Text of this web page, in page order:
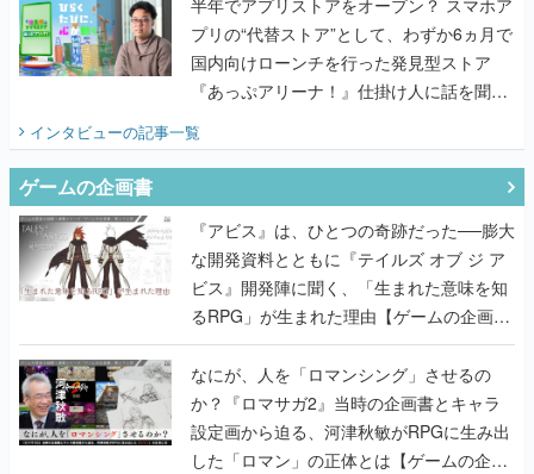
半年でアプリストアをオープン？ スマホア
プリの“代替ストア”として、わずか6ヵ月で
国内向けローンチを行った発見型ストア
『あっぷアリーナ！』仕掛け人に話を聞い
てみた
インタビューの記事一覧
ゲームの企画書
『アビス』は、ひとつの奇跡だった──膨大
な開発資料とともに『テイルズ オブ ジ ア
ビス』開発陣に聞く、「生まれた意味を知
るRPG」が生まれた理由【ゲームの企画
書】
なにが、人を「ロマンシング」させるの
か？『ロマサガ2』当時の企画書とキャラ
設定画から迫る、河津秋敏がRPGに生み出
した「ロマン」の正体とは【ゲームの企画